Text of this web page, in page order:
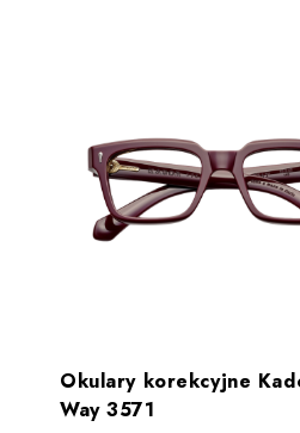
Okulary korekcyjne
Way 3571